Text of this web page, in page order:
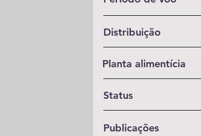
Distribuição
Planta alimentícia
Status
Publicações